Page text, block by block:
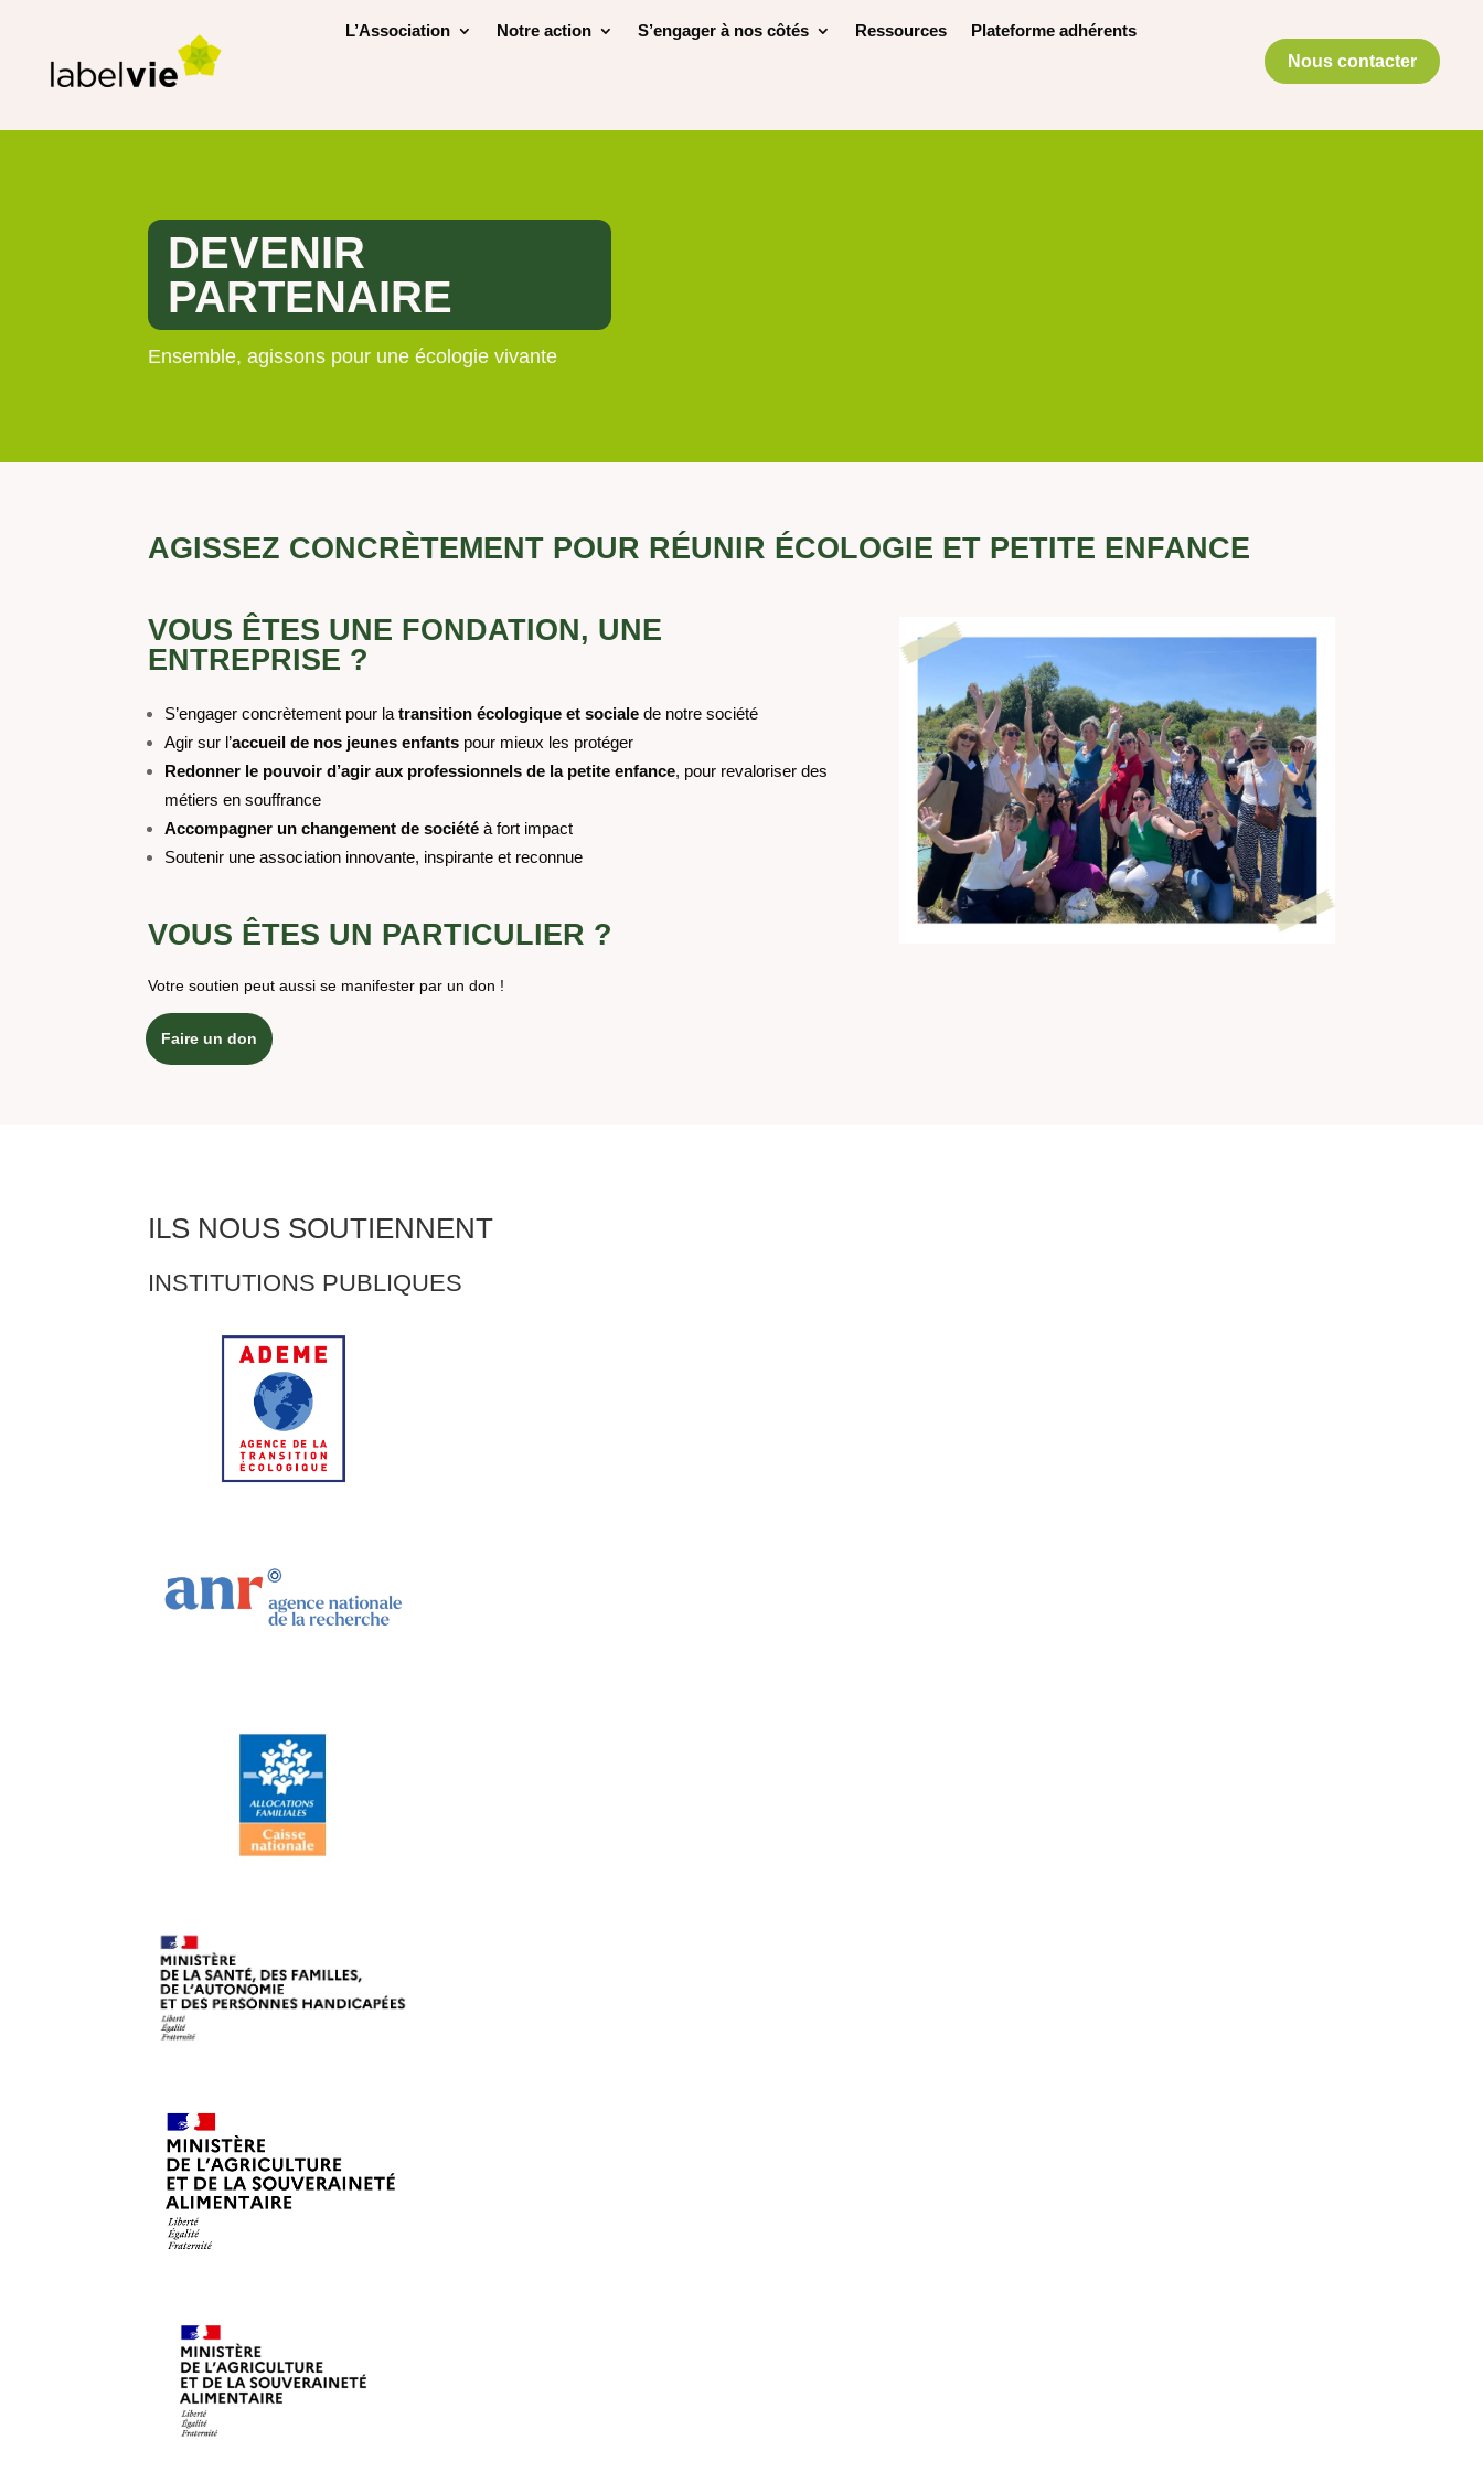
L’Association Notre action S’engager à nos côtés Ressources
Plateforme adhérents
Nous contacter
DEVENIR
PARTENAIRE
Ensemble, agissons pour une écologie vivante
AGISSEZ CONCRÈTEMENT POUR RÉUNIR ÉCOLOGIE ET PETITE ENFANCE
VOUS ÊTES UNE FONDATION, UNE
ENTREPRISE ?
S’engager concrètement pour la transition écologique et sociale de notre société
Agir sur l’accueil de nos jeunes enfants pour mieux les protéger
Redonner le pouvoir d’agir aux professionnels de la petite enfance, pour revaloriser des
métiers en souffrance
Accompagner un changement de société à fort impact
Soutenir une association innovante, inspirante et reconnue
VOUS ÊTES UN PARTICULIER ?
Votre soutien peut aussi se manifester par un don !
Faire un don
ILS NOUS SOUTIENNENT
INSTITUTIONS PUBLIQUES